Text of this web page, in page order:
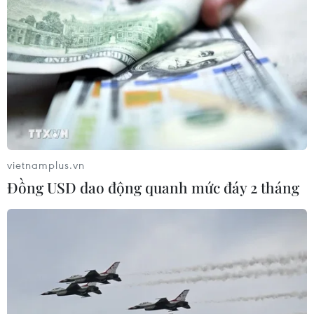
Việt Nam cần theo dõi chặt chẽ các
biện pháp phòng vệ thương mại tại
Canada
08/08/2026 00:39
Libya tiến gần hơn tới mục tiêu khai
thác 2 triệu thùng dầu mỗi ngày
08/08/2026 00:12
Xem thêm
vietnamplus.vn
Đồng USD dao động quanh mức đáy 2 tháng